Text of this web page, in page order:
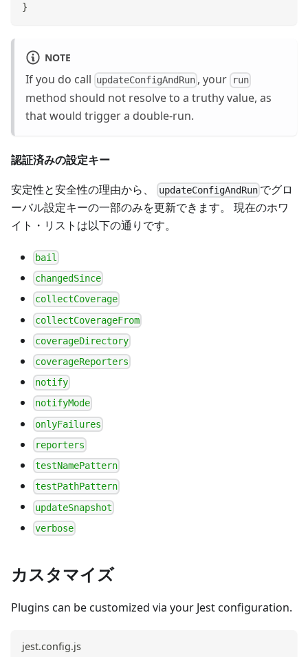
}
NOTE
If you do call updateConfigAndRun , your run
method should not resolve to a truthy value, as
that would trigger a double-run.
認証済みの設定キー
安定性と安全性の理由から、
updateConfigAndRun でグロ
ーバル設定キーの一部のみを更新できます。 現在のホワ
イト・リストは以下の通りです。
bail
changedSince
collectCoverage
collectCoverageFrom
coverageDirectory
coverageReporters
notify
notifyMode
onlyFailures
reporters
testNamePattern
testPathPattern
updateSnapshot
verbose
カスタマイズ
Plugins can be customized via your Jest configuration.
jest.config.js